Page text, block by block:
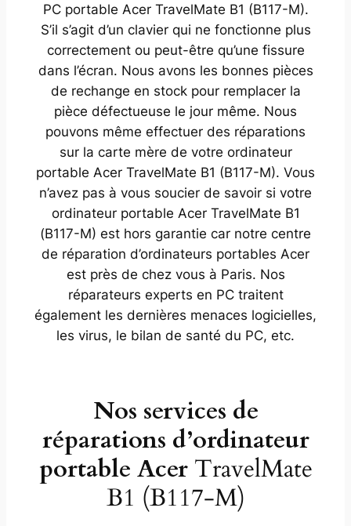
PC portable Acer TravelMate B1 (B117-M).
S’il s’agit d’un clavier qui ne fonctionne plus
correctement ou peut-être qu’une fissure
dans l’écran. Nous avons les bonnes pièces
de rechange en stock pour remplacer la
pièce défectueuse le jour même. Nous
pouvons même effectuer des réparations
sur la carte mère de votre ordinateur
portable Acer TravelMate B1 (B117-M). Vous
n’avez pas à vous soucier de savoir si votre
ordinateur portable Acer TravelMate B1
(B117-M) est hors garantie car notre centre
de réparation d’ordinateurs portables Acer
est près de chez vous à Paris. Nos
réparateurs experts en PC traitent
également les dernières menaces logicielles,
les virus, le bilan de santé du PC, etc.
Nos services de
réparations d’ordinateur
portable AcerTravelMate
B1 (B117-M)